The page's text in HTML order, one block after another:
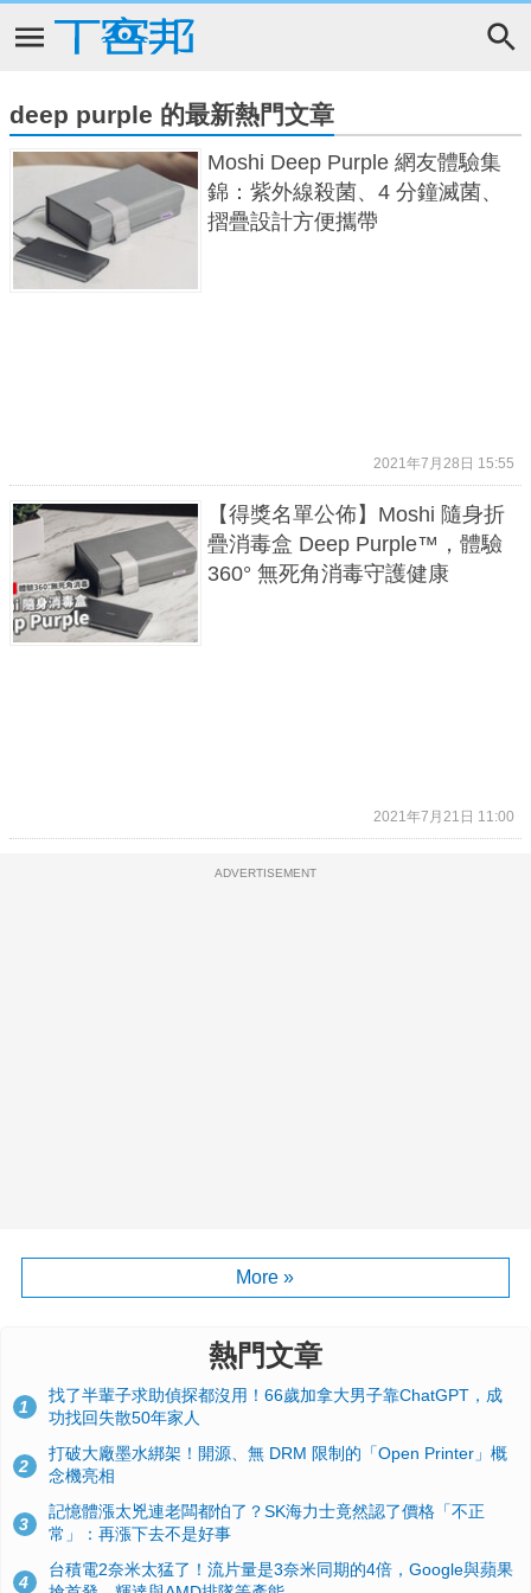
deep purple 的最新熱門文章
Moshi Deep Purple 網友體驗集
錦：紫外線殺菌、4 分鐘滅菌、
摺疊設計方便攜帶
2021年7月28日 15:55
【得獎名單公佈】Moshi 隨身折
疊消毒盒 Deep Purple™，體驗
360° 無死角消毒守護健康
2021年7月21日 11:00
ADVERTISEMENT
More »
熱門文章
1
找了半輩子求助偵探都沒用！66歲加拿大男子靠ChatGPT，成
功找回失散50年家人
2
打破大廠墨水綁架！開源、無 DRM 限制的「Open Printer」概
念機亮相
3
記憶體漲太兇連老闆都怕了？SK海力士竟然認了價格「不正
常」：再漲下去不是好事
4
台積電2奈米太猛了！流片量是3奈米同期的4倍，Google與蘋果